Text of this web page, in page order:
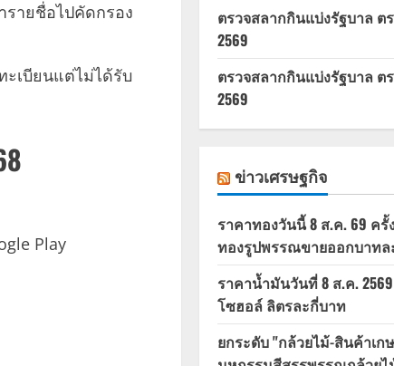
รายชื่อไปคัดกรอง
เบียนแต่ไม่ได้รับ
Play
ตรวจสลากกินแบ่งรัฐบาล ต
2569
ตรวจสลากกินแบ่งรัฐบาล ต
2569
ข่าวเศรษฐกิจ
ราคาทองวันนี้ 8 ส.ค. 69 ครั้
ทองรูปพรรณขายออกบาทล
ราคาน้ำมันวันที่ 8 ส.ค.
โซฮอล์ ลิตรละกี่บาท
ยกระดับ "กล้วยไม้-สินค้าเ